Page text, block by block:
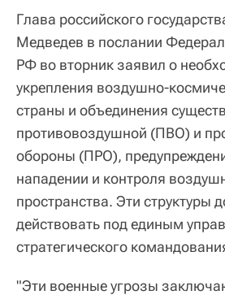
Глава российского
Медведев в послании
РФ во вторник заявил о
укрепления воздушно-
страны и объединения
противовоздушной (ПВО) и
обороны (ПРО),
нападении и контроля
пространства. Эти структуры
действовать под единым
стратегического
"Эти военные угрозы